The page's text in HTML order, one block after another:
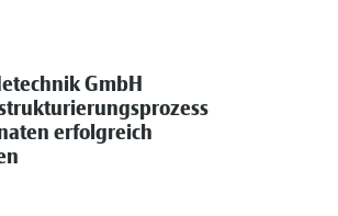
GmbH
erfolgreich